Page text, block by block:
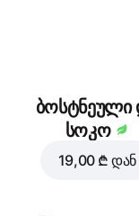
ბოსტნეული
სოკო
19,00 ₾ დან